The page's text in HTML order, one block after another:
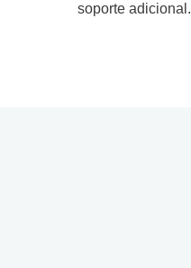
soporte adicional.